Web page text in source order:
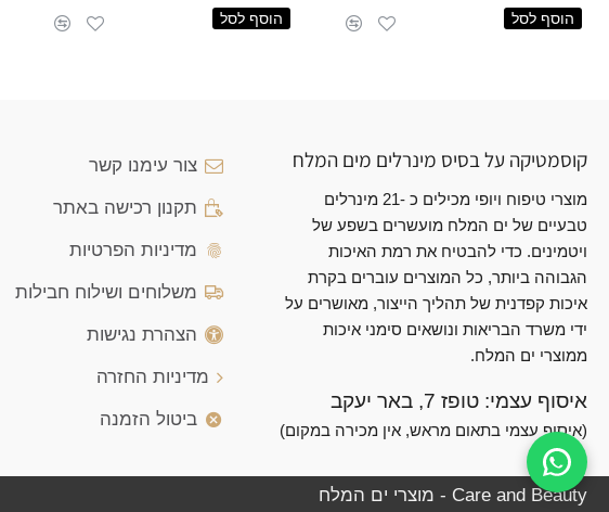
הוסף לסל הוסף לסל
קוסמטיקה על בסיס מינרלים מים המלח
מוצרי טיפוח ויופי מכילים כ -21 מינרלים
טבעיים של ים המלח מועשרים בשפע של
ויטמינים. כדי להבטיח את רמת האיכות
הגבוהה ביותר, כל המוצרים עוברים בקרת
איכות קפדנית של תהליך הייצור, מאושרים על
ידי משרד הבריאות ונושאים סימני איכות
ממוצרי ים המלח.
איסוף עצמי: טופז 7, באר יעקב
(איסוף עצמי בתאום מראש, אין מכירה במקום)
צור עימנו קשר
תקנון רכישה באתר
מדיניות הפרטיות
משלוחים ושילוח חבילות
הצהרת נגישות
מדיניות החזרה
ביטול הזמנה
Care and Beauty - מוצרי ים המלח